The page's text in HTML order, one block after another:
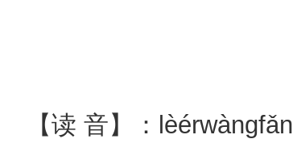
【读 音】：lèérwàngfǎn